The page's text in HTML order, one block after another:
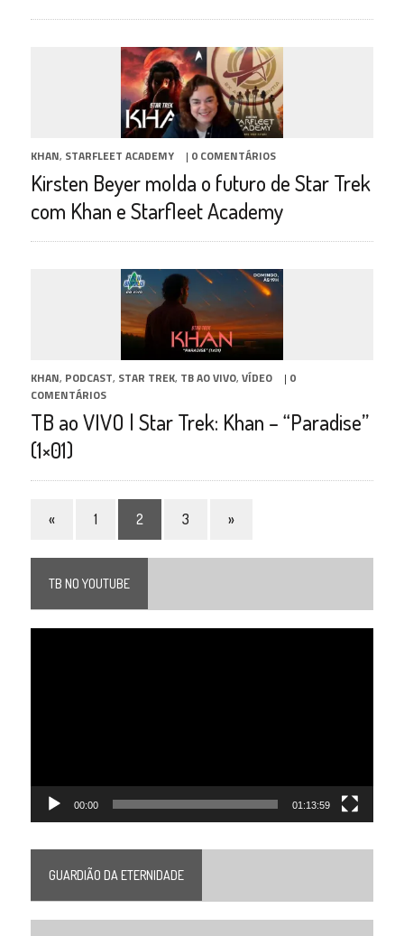
KHAN, STARFLEET ACADEMY | 0 COMENTÁRIOS
Kirsten Beyer molda o futuro de Star Trek
com Khan e Starfleet Academy
KHAN, PODCAST, STAR TREK, TB AO VIVO, VÍDEO | 0
COMENTÁRIOS
TB ao VIVO | Star Trek: Khan – “Paradise”
(1×01)
« 1 2 3 »
TB NO YOUTUBE
00:00 01:13:59
GUARDIÃO DA ETERNIDADE